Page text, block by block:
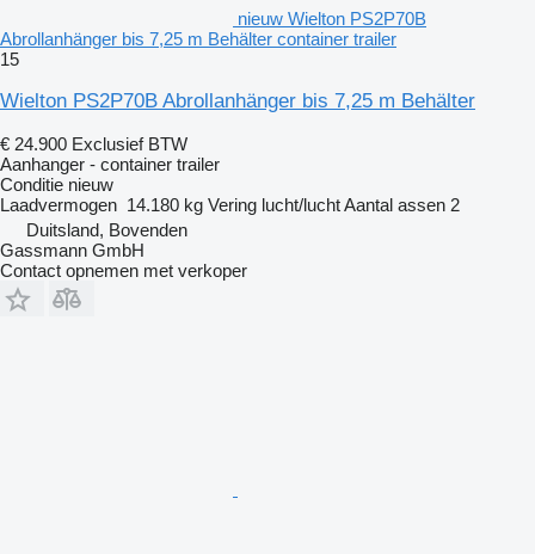
nieuw Wielton PS2P70B
Abrollanhänger bis 7,25 m Behälter container trailer
15
Wielton PS2P70B Abrollanhänger bis 7,25 m Behälter
€ 24.900 Exclusief BTW
Aanhanger - container trailer
Conditie nieuw
Laadvermogen 14.180 kg Vering lucht/luchtAantal assen 2
Duitsland, Bovenden
Gassmann GmbH
Contact opnemen met verkoper